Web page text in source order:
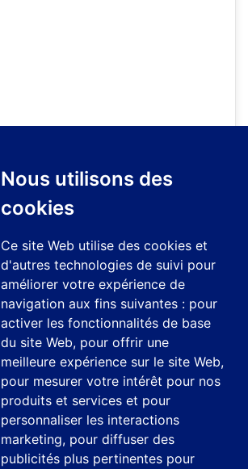
Nous utilisons des
cookies
Ce site Web utilise des cookies et
d'autres technologies de suivi pour
améliorer votre expérience de
navigation aux fins suivantes : pour
activer les fonctionnalités de base
du site Web, pour offrir une
meilleure expérience sur le site Web,
pour mesurer votre intérêt pour nos
produits et services et pour
personnaliser les interactions
marketing, pour diffuser des
publicités plus pertinentes pour